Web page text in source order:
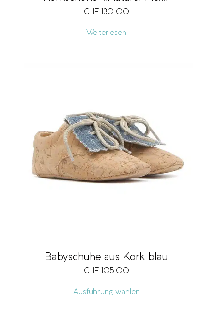
CHF 130.00
Weiterlesen
Babyschuhe aus Kork blau
CHF 105.00
Ausführung wählen